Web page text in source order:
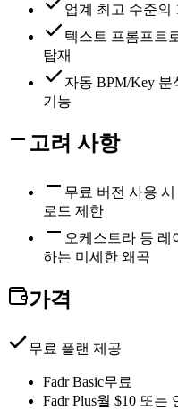
업계 최고 수준의
텍스트 프롬프트
탑재
자동 BPM/Key
기능
고려 사항
무료 버전 사용
로드 제한
오케스트라 등 레
하는 미세한 왜곡
가격
무료 플랜 제공
Fadr Basic무료
Fadr Plus월 $10 또는